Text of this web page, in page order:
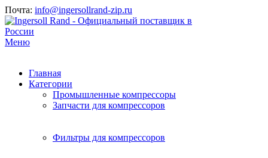
Почта: info@ingersollrand-zip.ru
Меню
Главная
Категории
Промышленные компрессоры
Запчасти для компрессоров
Фильтры для компрессоров